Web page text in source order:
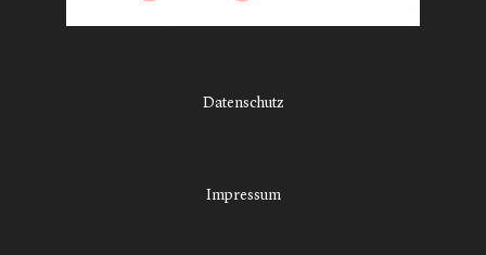
Datenschutz
Impressum